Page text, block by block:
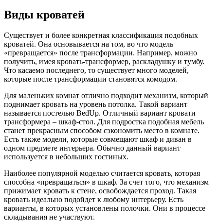
Виды кроватей
Существует и более конкретная классификация подобных
кроватей. Она основывается на том, во что модель
«превращается» после трансформации. Например, можно
получить, имея кровать-трансформер, раскладушку и тумбу.
Что касаемо последнего, то существует много моделей,
которые после трансформации становятся комодом.
Для маленьких комнат отлично подходит механизм, который
поднимает кровать на уровень потолка. Такой вариант
называется постелью BedUp. Отличный вариант кровати
трансформера – шкаф-стол. Для подростка подобная мебель
станет прекрасным способом сэкономить место в комнате.
Есть также модели, которые совмещают шкаф и диван в
одном предмете интерьера. Обычно данный вариант
используется в небольших гостиных.
Наиболее популярной моделью считается кровать, которая
способна «превращаться» в шкаф. За счет того, что механизм
прижимает кровать к стене, освобождается проход. Такая
кровать идеально подойдет к любому интерьеру. Есть
варианты, в которых установлены полочки. Они в процессе
складывания не участвуют.